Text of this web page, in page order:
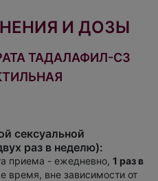
И ДОЗЫ
ТАДАЛАФИЛ-СЗ
сексуальной
раз в неделю):
приема - ежедневно, 1 раз в
время, вне зависимости от